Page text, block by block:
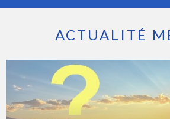
ACTUALITÉ